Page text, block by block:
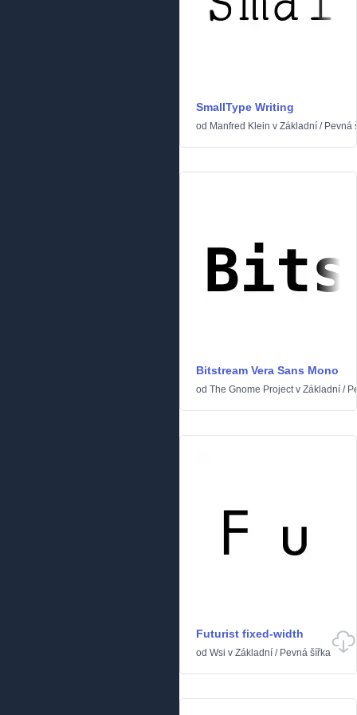
SmallType Writing
od Manfred Klein v Základní / Pevná
Bitstream Vera Sans Mono
od The Gnome Projectv Základní /
Futurist fixed-width
od Wsi v Základní / Pevná šířka